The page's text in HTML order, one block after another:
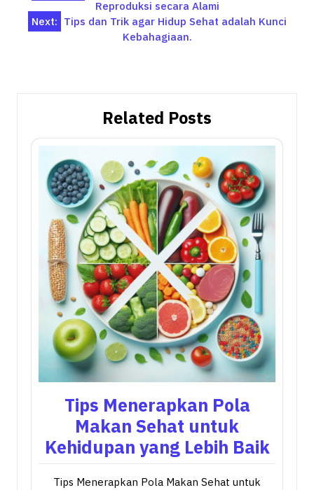
navigationReproduksi secara Alami
Next: Tips dan Trik agar Hidup Sehat adalah Kunci
Kebahagiaan.
Related Posts
Tips Menerapkan Pola
Makan Sehat untuk
Kehidupan yang Lebih Baik
Tips Menerapkan Pola Makan Sehat untuk